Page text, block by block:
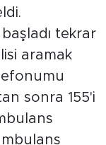
tekrar
aramak
sonra 155'i